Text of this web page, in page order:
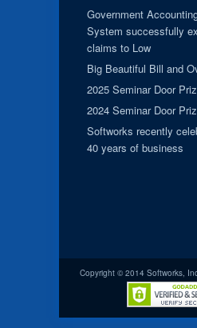
Government
System successfully
claims to Low
Big Beautiful Bill and
2025 Seminar Door
2024 Seminar Door
Softworks recently
40 years of business
Copyright © 2014 Softworks,